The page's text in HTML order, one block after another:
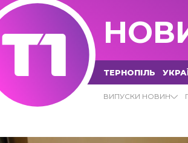
ТЕРНОПІЛЬ
ВИПУСКИ НОВИН
- Т1 НОВИНИ